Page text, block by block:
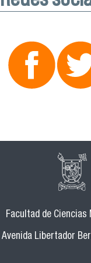
Facultad de Ciencias
Avenida Libertador